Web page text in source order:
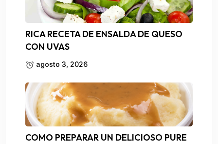
RICA RECETA DE ENSALDA DE QUESO
CON UVAS
agosto 3, 2026
COMO PREPARAR UN DELICIOSO PURE